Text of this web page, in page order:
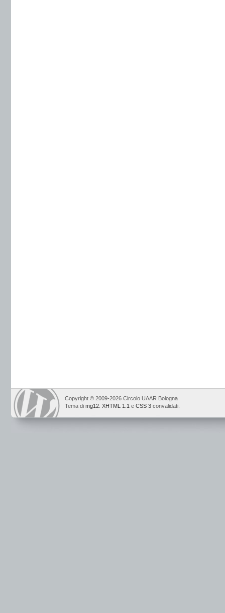
Copyright © 2009-2026 Circolo UAAR Bologna
Tema di mg12 XHTML 1.1 e CSS 3 convalidati.